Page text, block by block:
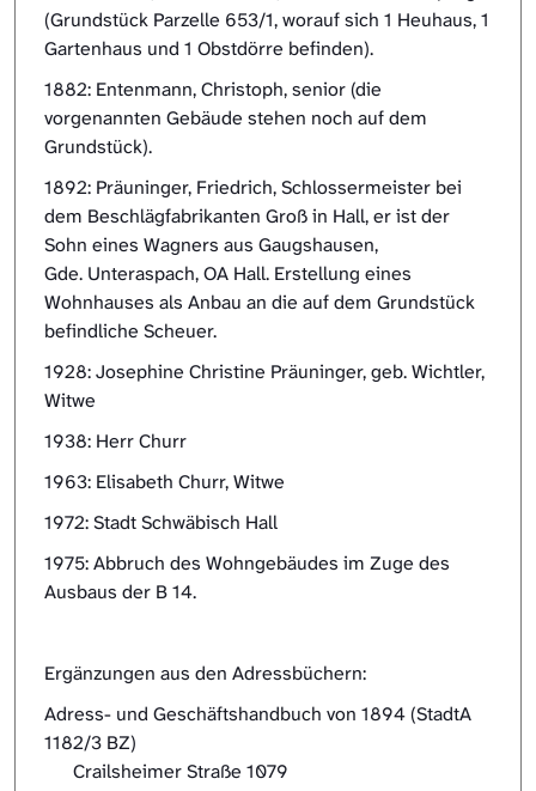
(Grundstück Parzelle 653/1, worauf sich 1 Heuhaus, 1
Gartenhaus und 1 Obstdörre befinden).
1882: Entenmann, Christoph, senior (die
vorgenannten Gebäude stehen noch auf dem
Grundstück).
1892: Präuninger, Friedrich, Schlossermeister bei
dem Beschlägfabrikanten Groß in Hall, er ist der
Sohn eines Wagners aus Gaugshausen,
Gde. Unteraspach, OA Hall. Erstellung eines
Wohnhauses als Anbau an die auf dem Grundstück
befindliche Scheuer.
1928: Josephine Christine Präuninger, geb. Wichtler,
Witwe
1938: Herr Churr
1963: Elisabeth Churr, Witwe
1972: Stadt Schwäbisch Hall
1975: Abbruch des Wohngebäudes im Zuge des
Ausbaus der B 14.
Ergänzungen aus den Adressbüchern:
Adress- und Geschäftshandbuch von 1894 (StadtA
1182/3 BZ)
Crailsheimer Straße 1079